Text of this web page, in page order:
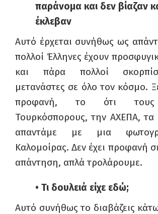
παράνομα και δεν βίαζαν
έκλεβαν
Αυτό έρχεται συνήθως ως
πολλοί Έλληνες έχουν
και πάρα πολλοί
μετανάστες σε όλο τον κόσμο.
προφανή, το ότι τους
Τουρκόσπορους, την ΑΧΕΠΑ, τα
απαντάμε με μια
Καλομοίρας. Δεν έχει προφανή
απάντηση, απλά τρολάρουμε.
• Τι δουλειά είχε εδώ;
Αυτό συνήθως το διαβάζεις